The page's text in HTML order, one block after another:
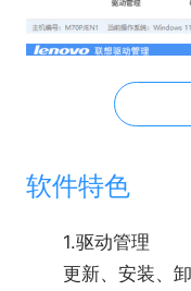
软件特色
1.驱动管理
更新、安装、卸